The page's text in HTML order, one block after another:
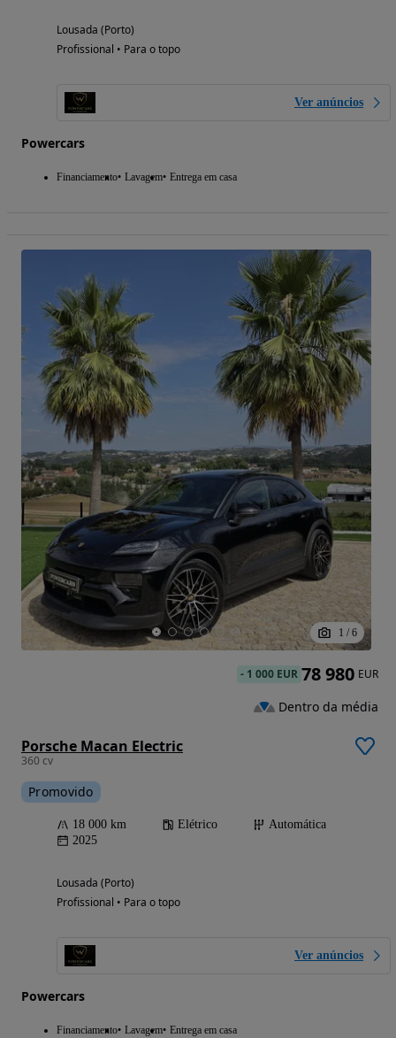
Lousada (Porto)
Profissional • Para o topo
Ver anúncios
Powercars
Financiamento Lavagem Entrega em casa
1 / 6
Porsche Macan Electric
360 cv
Promovido
18 000 km Elétrico
Automática
2025
Lousada (Porto)
Profissional • Para o topo
Ver anúncios
Powercars
Financiamento Lavagem Entrega em casa
- 1 000 EUR 78 980 EUR
Dentro da média